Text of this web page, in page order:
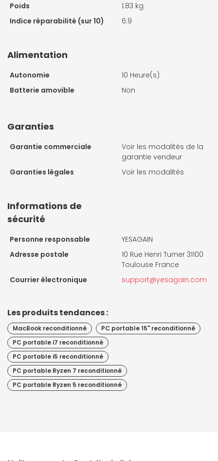
Poids
1.83 kg
Indice réparabilité (sur 10)
6.9
Alimentation
Autonomie
10 Heure(s)
Batterie amovible
Non
Garanties
Garantie commerciale
Voir les modalités de la
garantie vendeur
Garanties légales
Voir les modalités
Informations de
sécurité
Personne responsable
YESAGAIN
Adresse postale
10 Rue Henri Turner 31100
Toulouse France
Courrier électronique
support@yesagain.com
Les produits tendances :
MacBook reconditionné
PC portable 15" reconditionné
PC portable i7 reconditionné
PC portable i5 reconditionné
PC portable Ryzen 7 reconditionné
PC portable Ryzen 5 reconditionné